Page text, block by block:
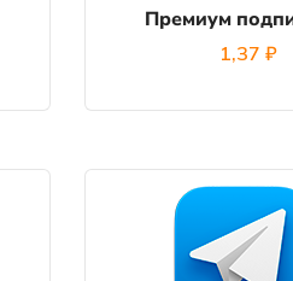
Премиум
1,37 ₽